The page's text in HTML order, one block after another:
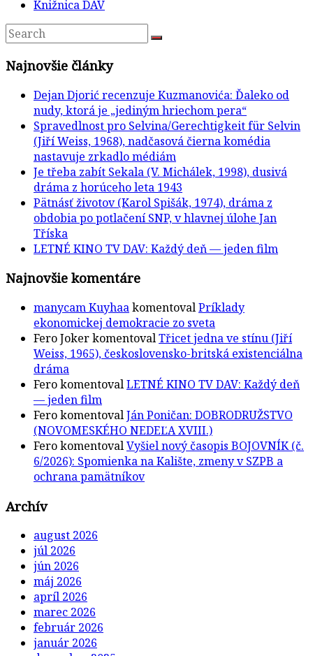
Knižnica DAV
Najnovšie články
Dejan Djorić recenzuje Kuzmanovića: Ďaleko od
nudy, ktorá je „jediným hriechom pera“
Spravedlnost pro Selvina/Gerechtigkeit für Selvin
(Jiří Weiss, 1968), nadčasová čierna komédia
nastavuje zrkadlo médiám
Je třeba zabít Sekala (V. Michálek, 1998), dusivá
dráma z horúceho leta 1943
Pätnásť životov (Karol Spišák, 1974), dráma z
obdobia po potlačení SNP, v hlavnej úlohe Jan
Tříska
LETNÉ KINO TV DAV: Každý deň — jeden film
Najnovšie komentáre
manycam KuyhaakomentovalPríklady
ekonomickej demokracie zo sveta
Fero JokerkomentovalTřicet jedna ve stínu (Jiří
Weiss, 1965), československo-britská existenciálna
dráma
FerokomentovalLETNÉ KINO TV DAV: Každý deň
— jeden film
FerokomentovalJán Poničan: DOBRODRUŽSTVO
(NOVOMESKÉHO NEDEĽA XVIII.)
FerokomentovalVyšiel nový časopis BOJOVNÍK (č.
6/2026): Spomienka na Kalište, zmeny v SZPB a
ochrana pamätníkov
Archív
august 2026
júl 2026
jún 2026
máj 2026
apríl 2026
marec 2026
február 2026
január 2026